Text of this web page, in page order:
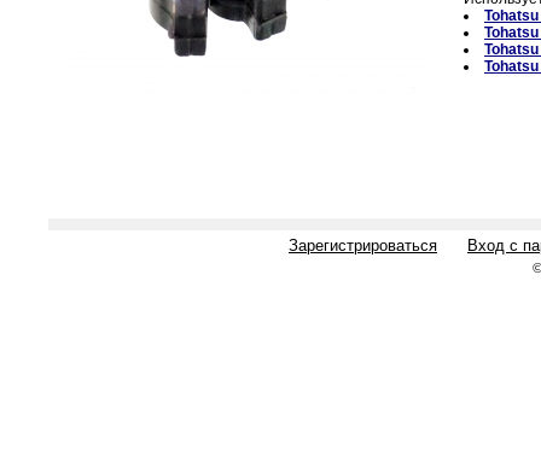
Зарегистрироваться Вход с